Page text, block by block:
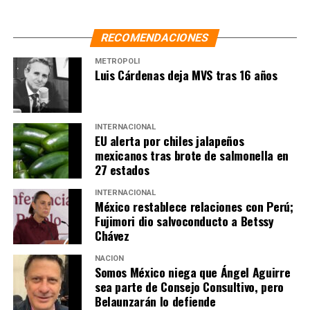
nos corresponde terminarlo, pero además ahora lo
nacionalizamos”, recordó.
NOTAS RELACIONADAS:
COMENTÓCRATAS
SIGUIENTE
No es una disputa entre partidos, dice Sheinbaum sobre
intervención de agentes de la CIA
NO TE PIERDAS
No se requiere tanta unidad de investigación, revira
Sheinbaum a Maru Campos; “o es la Fiscalía o
Seguridad”
RECOMENDACIONES
METRÓPOLI
Luis Cárdenas deja MVS tras 16 años
INTERNACIONAL
EU alerta por chiles jalapeños
mexicanos tras brote de salmonella en
27 estados
INTERNACIONAL
México restablece relaciones con Perú;
Fujimori dio salvoconducto a Betssy
Chávez
NACIÓN
Somos México niega que Ángel Aguirre
sea parte de Consejo Consultivo, pero
Belaunzarán lo defiende